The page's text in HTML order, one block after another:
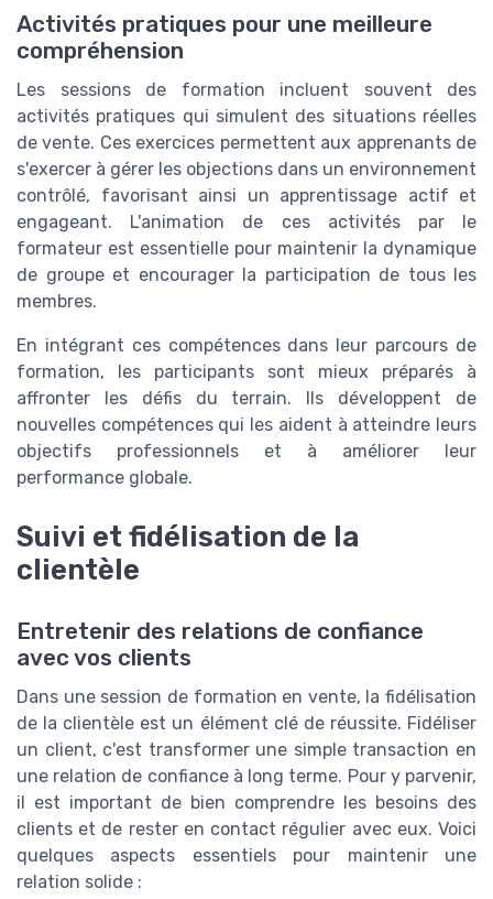
Activités pratiques pour une meilleure
compréhension
Les sessions de formation incluent souvent des
activités pratiques qui simulent des situations réelles
de vente. Ces exercices permettent aux apprenants de
s'exercer à gérer les objections dans un environnement
contrôlé, favorisant ainsi un apprentissage actif et
engageant. L'animation de ces activités par le
formateur est essentielle pour maintenir la dynamique
de groupe et encourager la participation de tous les
membres.
En intégrant ces compétences dans leur parcours de
formation, les participants sont mieux préparés à
affronter les défis du terrain. Ils développent de
nouvelles compétences qui les aident à atteindre leurs
objectifs professionnels et à améliorer leur
performance globale.
Suivi et fidélisation de la
clientèle
Entretenir des relations de confiance
avec vos clients
Dans une session de formation en vente, la fidélisation
de la clientèle est un élément clé de réussite. Fidéliser
un client, c'est transformer une simple transaction en
une relation de confiance à long terme. Pour y parvenir,
il est important de bien comprendre les besoins des
clients et de rester en contact régulier avec eux. Voici
quelques aspects essentiels pour maintenir une
relation solide :